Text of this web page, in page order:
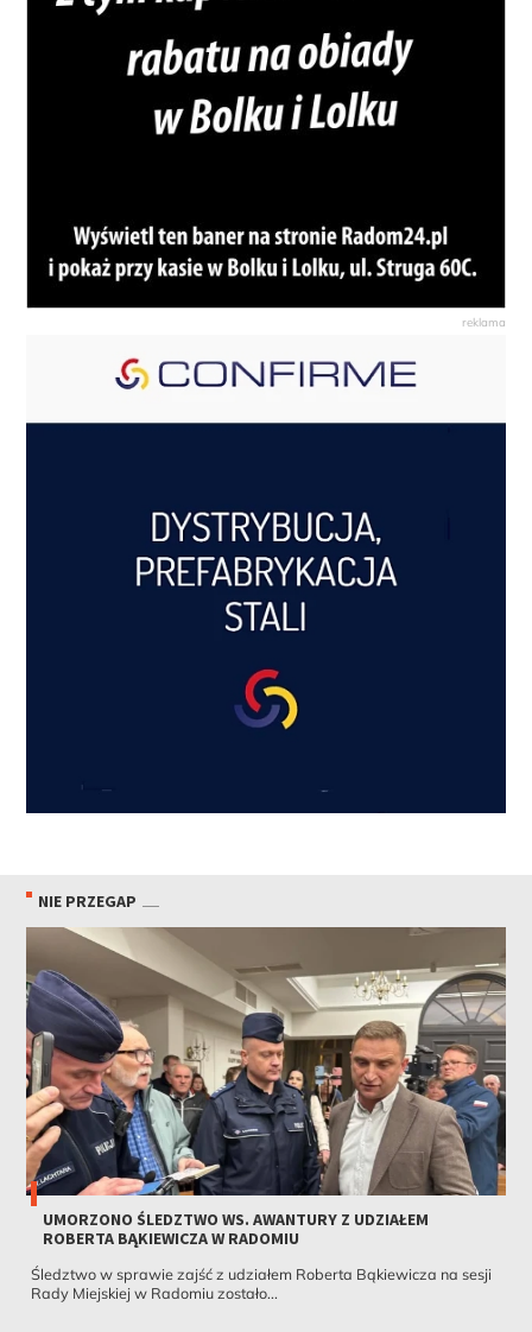
NIE PRZEGAP
UMORZONO ŚLEDZTWO WS. AWANTURY Z UDZIAŁEM
ROBERTA BĄKIEWICZA W RADOMIU
Śledztwo w sprawie zajść z udziałem Roberta Bąkiewicza na sesji
Rady Miejskiej w Radomiu zostało...